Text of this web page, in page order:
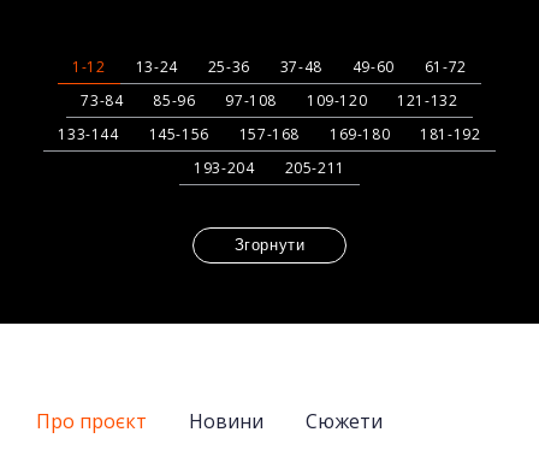
1-12 13-24 25-36 37-48 49-60
61-72
73-84
85-96 97-108 109-120
121-132
133-144
145-156 157-168 169-180
181-192
193-204
205-211
Згорнути
Про проєкт Новини
Сюжети